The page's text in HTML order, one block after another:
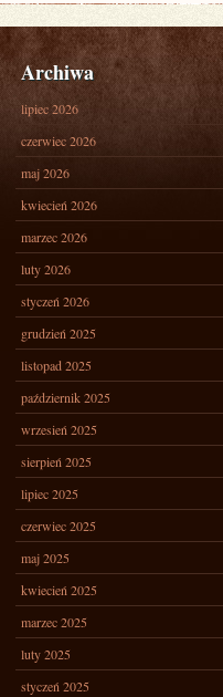
Archiwa
lipiec 2026
czerwiec 2026
maj 2026
kwiecień 2026
marzec 2026
luty 2026
styczeń 2026
grudzień 2025
listopad 2025
październik 2025
wrzesień 2025
sierpień 2025
lipiec 2025
czerwiec 2025
maj 2025
kwiecień 2025
marzec 2025
luty 2025
styczeń 2025